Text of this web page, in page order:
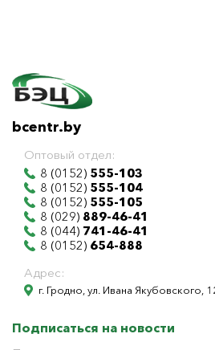
bcentr.by
Оптовый отдел:
8 (0152) 555-103
8 (0152) 555-104
8 (0152) 555-105
8 (029) 889-46-41
8 (044) 741-46-41
8 (0152) 654-888
Адрес:
г. Гродно, ул. Ивана Якубовского,
Подписаться на новости